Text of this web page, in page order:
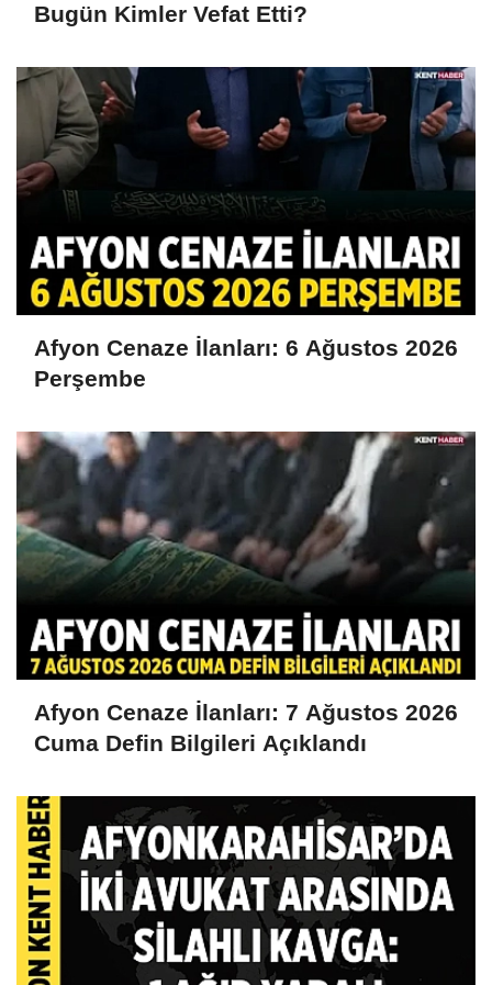
Bugün Kimler Vefat Etti?
Afyon Cenaze İlanları: 6 Ağustos 2026
Perşembe
Afyon Cenaze İlanları: 7 Ağustos 2026
Cuma Defin Bilgileri Açıklandı